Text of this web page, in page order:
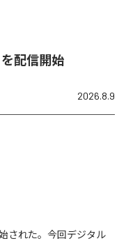
配信開始
2026.8.9
された。今回デジタル